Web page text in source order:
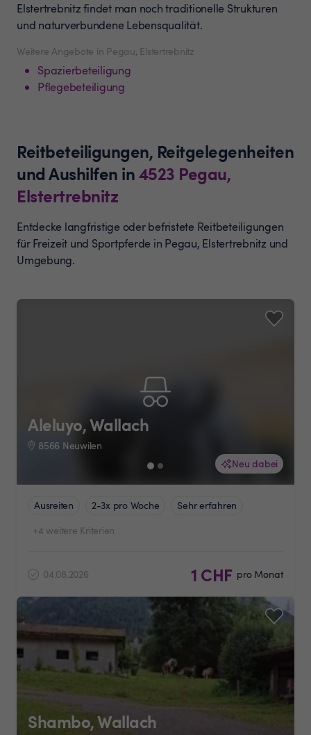
Weitere Angebote in Pegau, Elstertrebnitz
Spazierbeteiligung
Pflegebeteiligung
Elstertrebnitz findet man noch traditionelle Strukturen
und naturverbundene Lebensqualität.
Reitbeteiligungen, Reitgelegenheiten
und Aushilfen in4523 Pegau,
Elstertrebnitz
Entdecke langfristige oder befristete Reitbeteiligungen
für Freizeit und Sportpferde in Pegau, Elstertrebnitz und
Umgebung.
Neu dabei
Aleluyo, Wallach
8566 Neuwilen
Ausreiten 2-3x pro Woche
Sehr erfahren
+4 weitere Kriterien
04.08.2026 1 CHF pro Monat
Shambo, Wallach